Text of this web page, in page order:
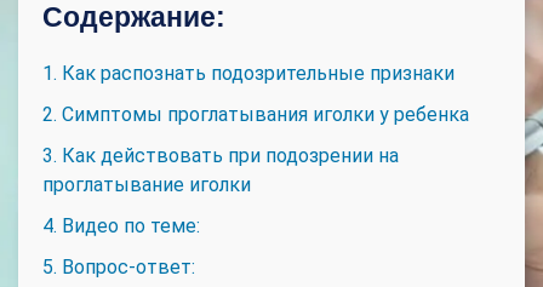
Содержание:
1. Как распознать подозрительные признаки
2. Симптомы проглатывания иголки у ребенка
3. Как действовать при подозрении на
проглатывание иголки
4. Видео по теме:
5. Вопрос-ответ: